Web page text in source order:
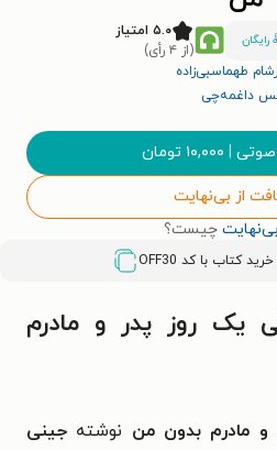
۵.۰ امتیاز
(از ۴ رأی)
طهماسبی‌زاده
داغمه‌چی
صوتی | ۱۰,۰۰۰ تومان
از بی‌نهایت
بی‌نهایت چیست؟
OFF30
یک روز پدر و مادرم
و مادرم بدون من نوشته جینی